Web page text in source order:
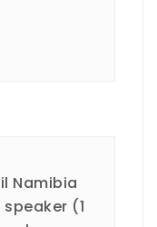
Namibia
(1